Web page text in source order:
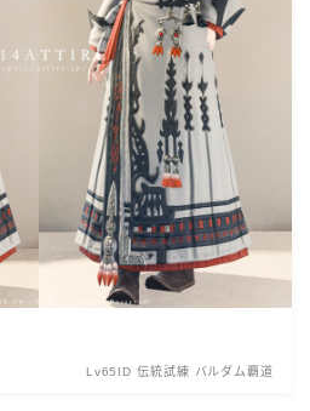
Lv65ID 伝統試練 バルダム覇道